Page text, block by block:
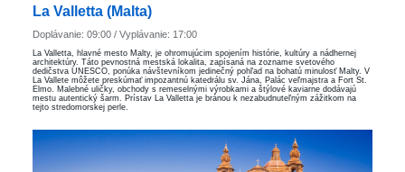
La Valletta (Malta)
Doplávanie: 09:00 / Vyplávanie: 17:00
La Valletta, hlavné mesto Malty, je ohromujúcim spojením histórie, kultúry a nádhernej
architektúry. Táto pevnostná mestská lokalita, zapísaná na zozname svetového
dedičstva UNESCO, ponúka návštevníkom jedinečný pohľad na bohatú minulosť Malty. V
La Vallete môžete preskúmať impozantnú katedrálu sv. Jána, Palác veľmajstra a Fort St.
Elmo. Malebné uličky, obchody s remeselnými výrobkami a štýlové kaviarne dodávajú
mestu autentický šarm. Prístav La Valletta je bránou k nezabudnuteľným zážitkom na
tejto stredomorskej perle.